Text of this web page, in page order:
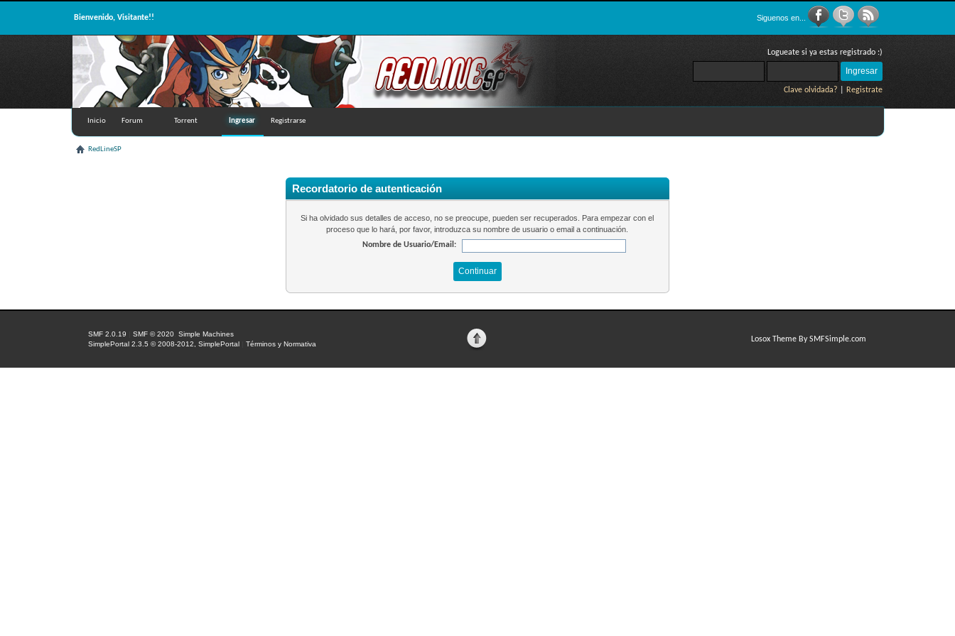
Bienvenido, Visitante!! Siguenos en...
Logueate si ya estas registrado :)
Clave olvidada? Registrate
Inicio Forum Torrent Ingresar Registrarse
RedLineSP
Recordatorio de autenticación
Si ha olvidado sus detalles de acceso, no se preocupe, pueden ser recuperados. Para empezar con el
proceso que lo hará, por favor, introduzca su nombre de usuario o email a continuación.
Nombre de Usuario/Email:
SMF 2.0.19 |SMF © 2020 ,Simple Machines
SimplePortal 2.3.5 © 2008-2012, SimplePortal
|Términos y Normativa
Losox Theme By SMFSimple.com